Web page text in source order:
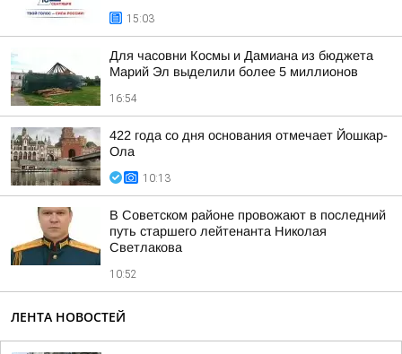
15:03
Для часовни Космы и Дамиана из бюджета
Марий Эл выделили более 5 миллионов
16:54
422 года со дня основания отмечает Йошкар-
Ола
10:13
В Советском районе провожают в последний
путь старшего лейтенанта Николая
Светлакова
10:52
ЛЕНТА НОВОСТЕЙ